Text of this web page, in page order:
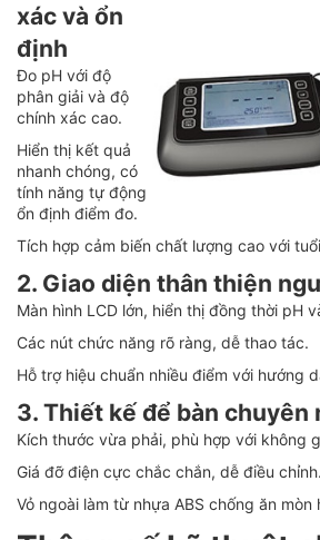
xác và ổn
định
Đo pH với độ
phân giải và độ
chính xác cao.
Hiển thị kết quả
nhanh chóng, có
tính năng tự động
ổn định điểm đo.
Tích hợp cảm biến chất lượng cao với
2. Giao diện thân thiện
Màn hình LCD lớn, hiển thị đồng thời pH
Các nút chức năng rõ ràng, dễ thao tác.
Hỗ trợ hiệu chuẩn nhiều điểm với hướng
3. Thiết kế để bàn chuyên
Kích thước vừa phải, phù hợp với không
Giá đỡ điện cực chắc chắn, dễ điều chỉnh.
Vỏ ngoài làm từ nhựa ABS chống ăn mòn